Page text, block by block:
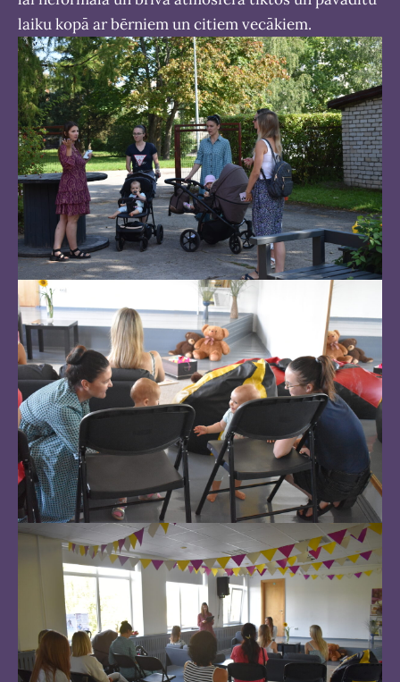
laiku kopā ar bērniem un citiem vecākiem.